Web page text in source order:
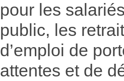
pour les
public, les
d’emploi de
attentes et de